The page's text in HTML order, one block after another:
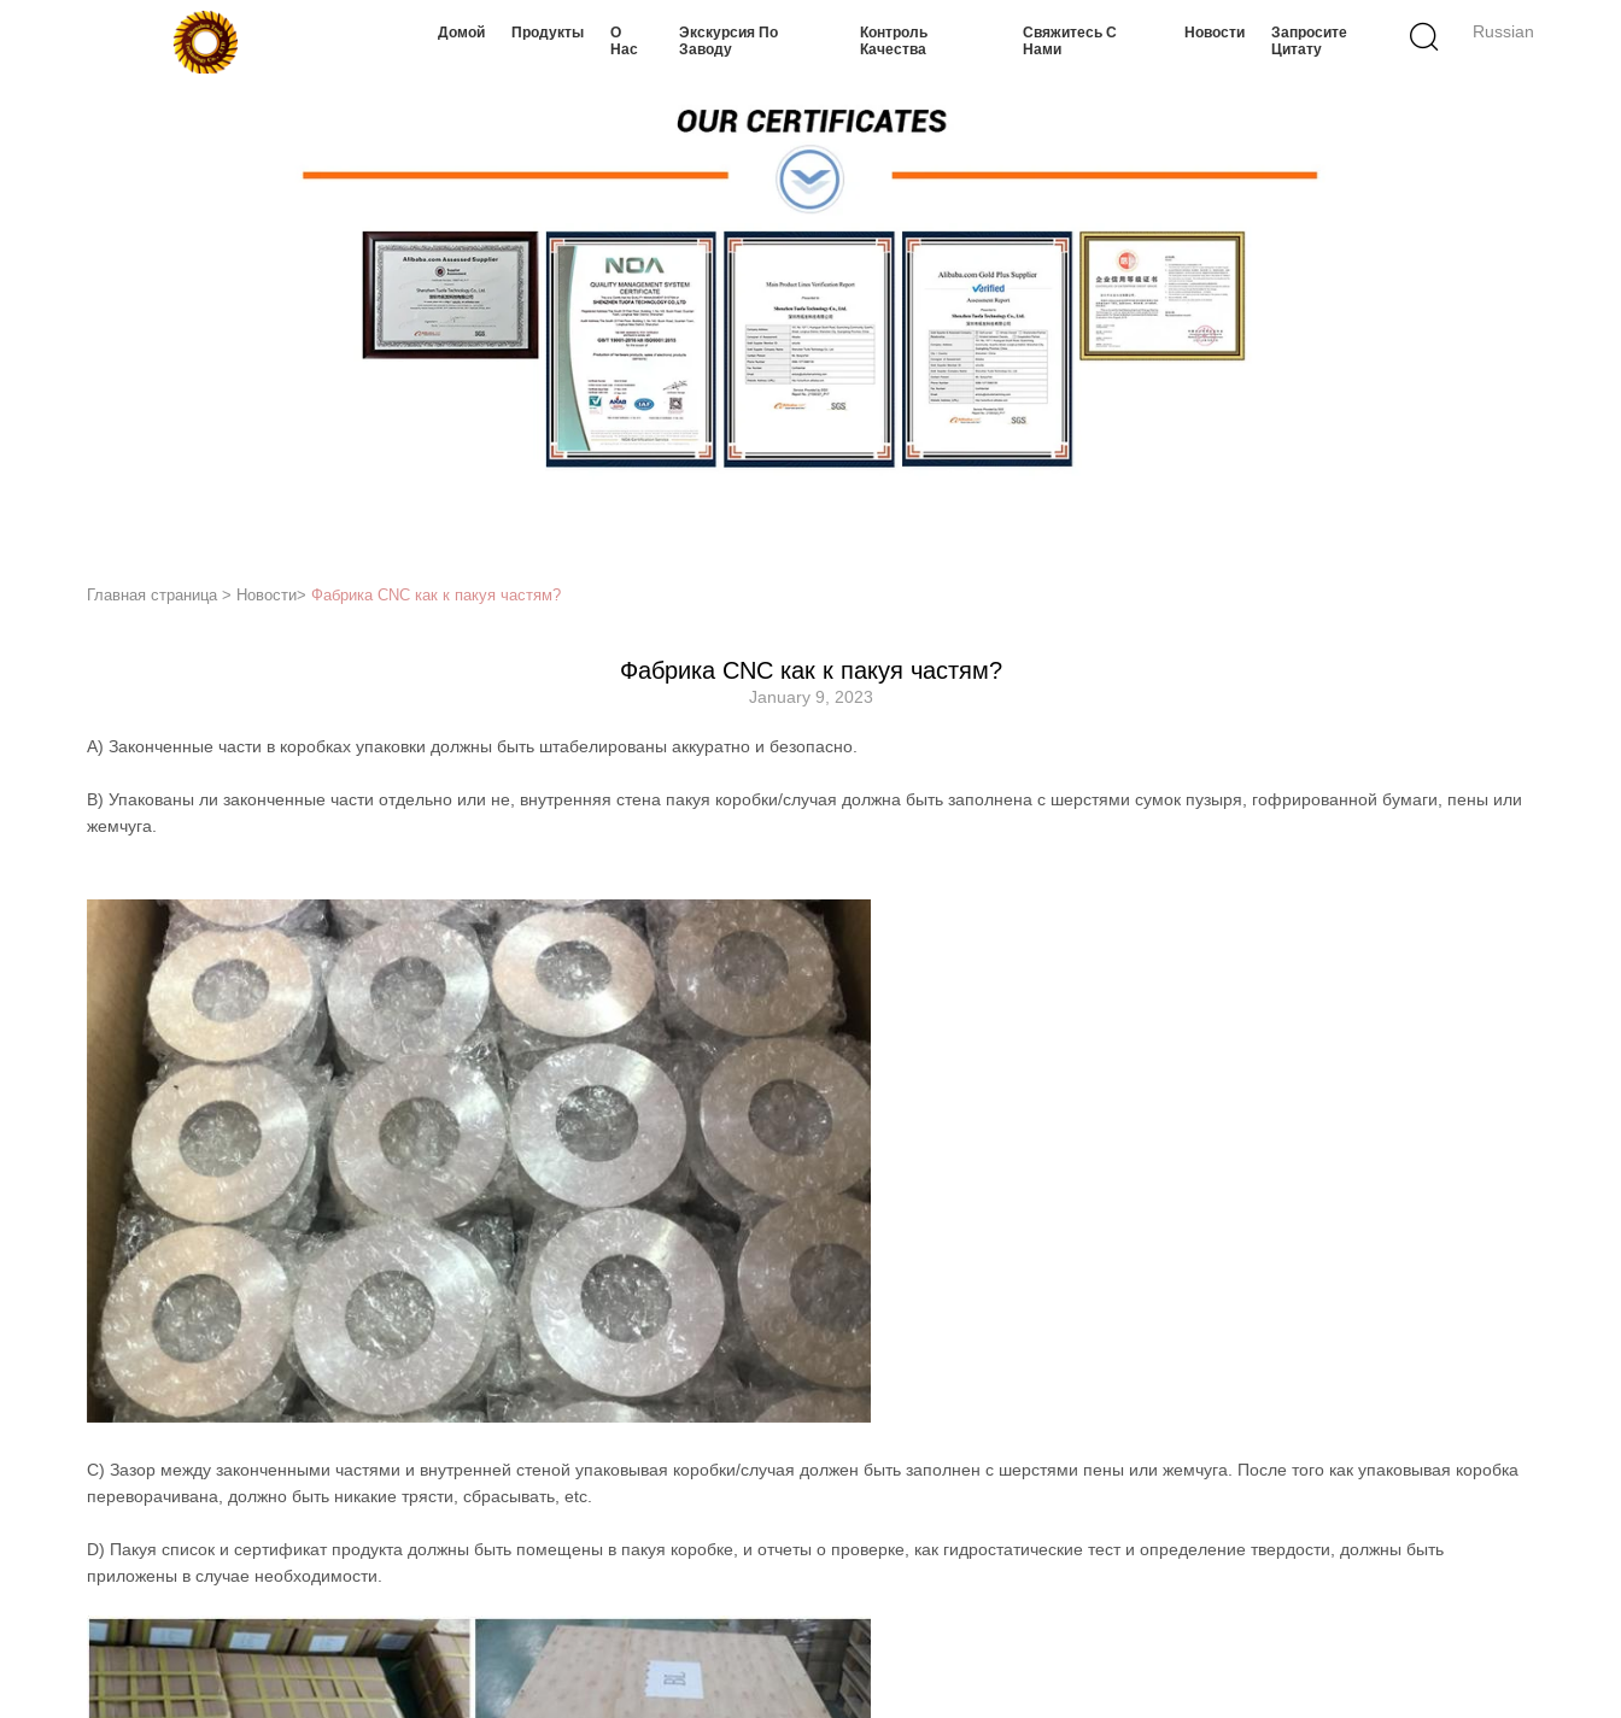
Russian
Домой Продукты
О
Нас
Экскурсия По
Заводу
Контроль
Качества
Свяжитесь С
Нами
Новости
Запросите
Цитату
Главная страница > Новости> Фабрика CNC как к пакуя частям?
Фабрика CNC как к пакуя частям?
January 9, 2023
A) Законченные части в коробках упаковки должны быть штабелированы аккуратно и безопасно.
B) Упакованы ли законченные части отдельно или не, внутренняя стена пакуя коробки/случая должна быть заполнена с шерстями сумок пузыря, гофрированной бумаги, пены или
жемчуга.
C) Зазор между законченными частями и внутренней стеной упаковывая коробки/случая должен быть заполнен с шерстями пены или жемчуга. После того как упаковывая коробка
переворачивана, должно быть никакие трясти, сбрасывать, etc.
D) Пакуя список и сертификат продукта должны быть помещены в пакуя коробке, и отчеты о проверке, как гидростатические тест и определение твердости, должны быть
приложены в случае необходимости.